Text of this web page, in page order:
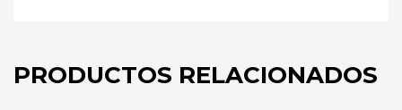
PRODUCTOS RELACIONADOS